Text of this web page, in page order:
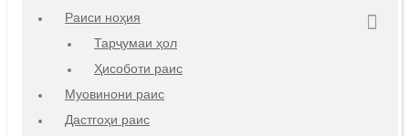
Раиси ноҳия
Тарҷумаи ҳол
Ҳисоботи раис
Муовинони раис
Дастгоҳи раис